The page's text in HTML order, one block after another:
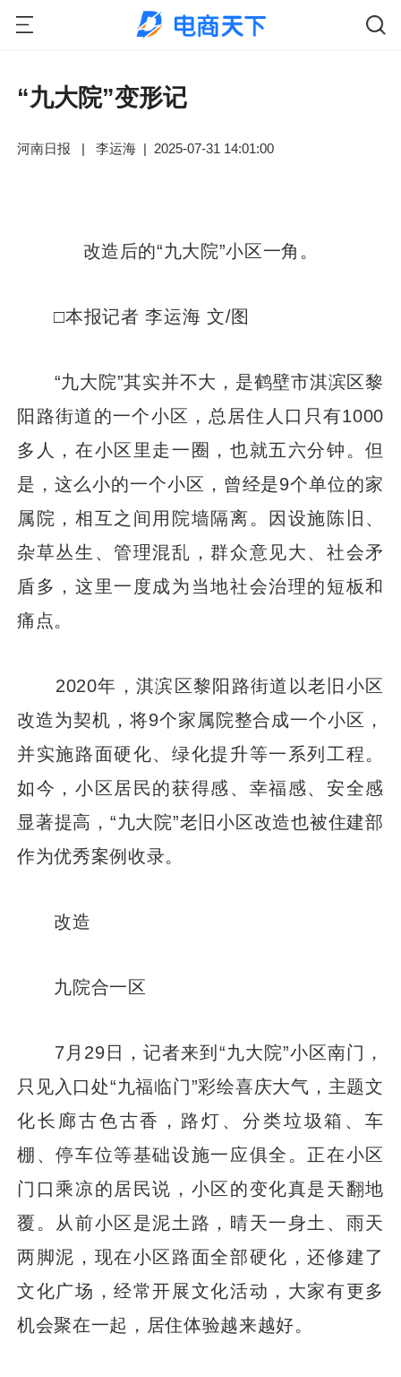
“九大院”变形记
河南日报 | 李运海 | 2025-07-31 14:01:00
改造后的“九大院”小区一角。
□本报记者 李运海 文/图
“九大院”其实并不大，是鹤壁市淇滨区黎
阳路街道的一个小区，总居住人口只有1000
多人，在小区里走一圈，也就五六分钟。但
是，这么小的一个小区，曾经是9个单位的家
属院，相互之间用院墙隔离。因设施陈旧、
杂草丛生、管理混乱，群众意见大、社会矛
盾多，这里一度成为当地社会治理的短板和
痛点。
2020年，淇滨区黎阳路街道以老旧小区
改造为契机，将9个家属院整合成一个小区，
并实施路面硬化、绿化提升等一系列工程。
如今，小区居民的获得感、幸福感、安全感
显著提高，“九大院”老旧小区改造也被住建部
作为优秀案例收录。
改造
九院合一区
7月29日，记者来到“九大院”小区南门，
只见入口处“九福临门”彩绘喜庆大气，主题文
化长廊古色古香，路灯、分类垃圾箱、车
棚、停车位等基础设施一应俱全。正在小区
门口乘凉的居民说，小区的变化真是天翻地
覆。从前小区是泥土路，晴天一身土、雨天
两脚泥，现在小区路面全部硬化，还修建了
文化广场，经常开展文化活动，大家有更多
机会聚在一起，居住体验越来越好。